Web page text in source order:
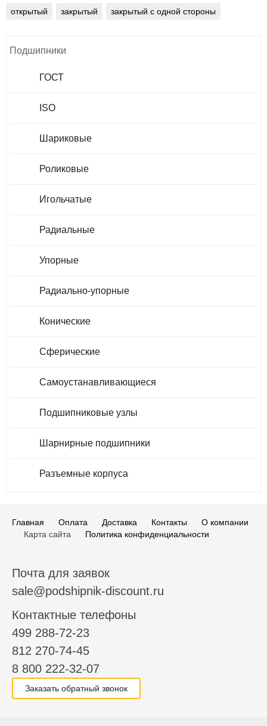
открытый закрытый закрытый с одной стороны
Подшипники
ГОСТ
ISO
Шариковые
Роликовые
Игольчатые
Радиальные
Упорные
Радиально-упорные
Конические
Сферические
Самоустанавливающиеся
Подшипниковые узлы
Шарнирные подшипники
Разъемные корпуса
Главная Оплата Доставка Контакты
О компании
Карта сайта
Политика конфиденциальности
Почта для заявок
sale@podshipnik-discount.ru
Контактные телефоны
499 288-72-23
812 270-74-45
8 800 222-32-07
Заказать обратный звонок